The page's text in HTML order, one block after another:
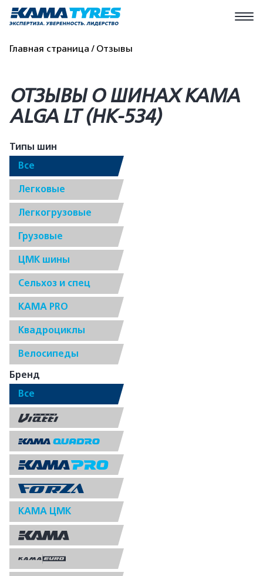
Главная страница Отзывы
ОТЗЫВЫ О ШИНАХ КАМА
ALGA LT (HK-534)
Типы шин
Все
Легковые
Легкогрузовые
Грузовые
ЦМК шины
Сельхоз и спец
КАМА PRO
Квадроциклы
Велосипеды
Бренд
Все
КАМА ЦМК